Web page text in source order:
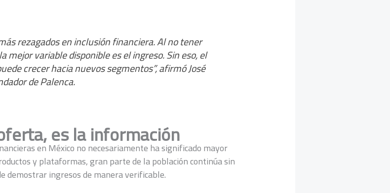
rezagados en inclusión financiera. Al no tener
mejor variable disponible es el ingreso. Sin eso, el
crecer hacia nuevos segmentos”, afirmó José
de Palenca.
es la información
en México no necesariamente ha significado mayor
y plataformas, gran parte de la población continúa sin
demostrar ingresos de manera verificable.